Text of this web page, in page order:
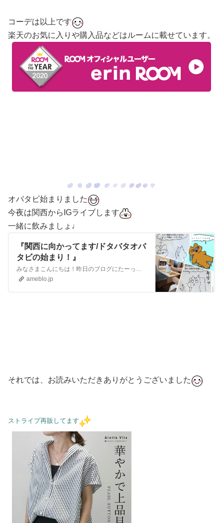
コーデは以上です
楽天のお気に入りや購入品などはルームに載せています。
オバタビ始まりました
今夜は関西からIGライブします
一緒に飲みましょ♩
『関西に向かってます/ドタバタオバ
タビの始まり！』
みなさまこんにちは！昨日のブログにたーっくさん質問くださりありがとうございます『読者様お助けくだせぇ/インスタライブのお知らせ』みなさ〜ん来た来た、どうせ転ぶ…
ameblo.jp
それでは、お読みいただきありがとうございました
ストライプ再販してます